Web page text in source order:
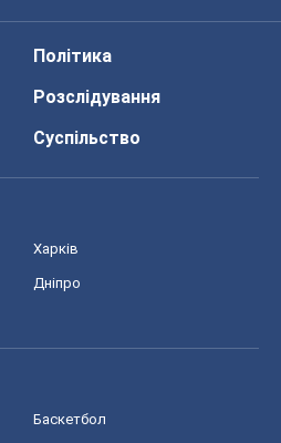
Політика
Розслідування
Суспільство
Харків
Дніпро
Баскетбол